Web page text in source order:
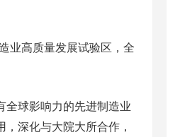
业高质量发展试验区，全
球影响力的先进制造业
深化与大院大所合作，